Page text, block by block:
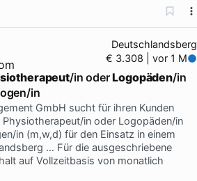
Deutschlandsberg
€ 3.308 | vor 1 M
/in oderLogopäden/in
in
GmbH sucht für ihren Kunden
in oder Logopäden/in
in (m,w,d) für den Einsatz in einem
… Für die ausgeschriebene
auf Vollzeitbasis von monatlich